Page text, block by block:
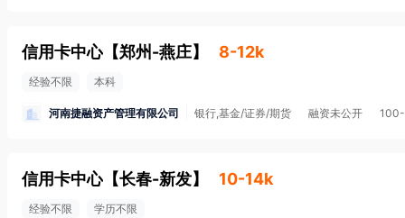
信用卡中心 【郑州-燕庄】 8-12k
经验不限 本科
河南捷融资产管理有限公司 银行,基金/证券/期货 融资未公开
信用卡中心 【长春-新发】 10-14k
经验不限 学历不限